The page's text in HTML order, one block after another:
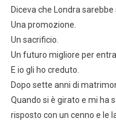
Diceva che Londra
Una promozione.
Un sacrificio.
Un futuro migliore per
E io gli ho creduto.
Dopo sette anni di
Quando si è girato e mi ha
risposto con un cenno e le